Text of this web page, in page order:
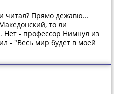
читал? Прямо дежавю...
то ли
Нет - профессор Нимнул из
- "Весь мир будет в моей